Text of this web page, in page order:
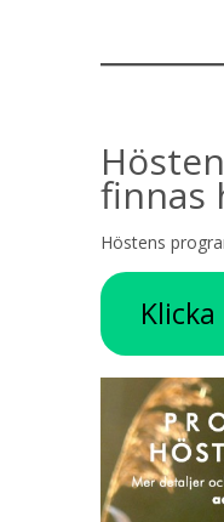
finnas
Höstens